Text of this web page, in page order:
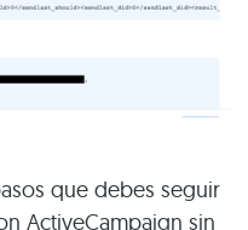
que debes seguir
ActiveCampaign sin